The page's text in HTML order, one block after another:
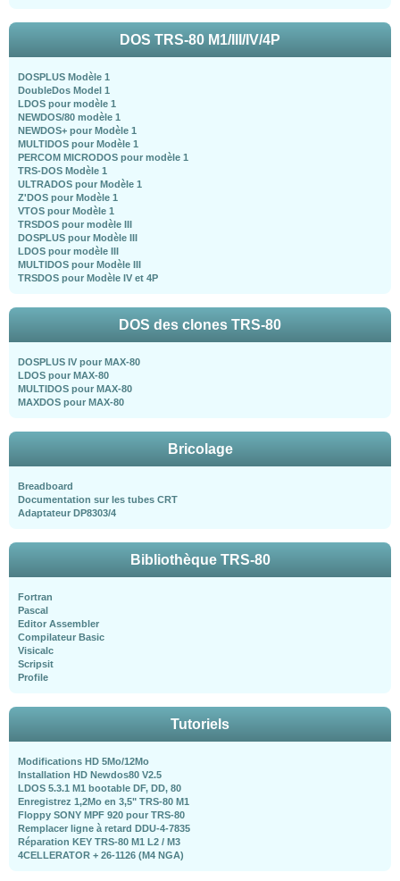
DOS TRS-80 M1/III/IV/4P
DOSPLUS Modèle 1
DoubleDos Model 1
LDOS pour modèle 1
NEWDOS/80 modèle 1
NEWDOS+ pour Modèle 1
MULTIDOS pour Modèle 1
PERCOM MICRODOS pour modèle 1
TRS-DOS Modèle 1
ULTRADOS pour Modèle 1
Z'DOS pour Modèle 1
VTOS pour Modèle 1
TRSDOS pour modèle III
DOSPLUS pour Modèle III
LDOS pour modèle III
MULTIDOS pour Modèle III
TRSDOS pour Modèle IV et 4P
DOS des clones TRS-80
DOSPLUS IV pour MAX-80
LDOS pour MAX-80
MULTIDOS pour MAX-80
MAXDOS pour MAX-80
Bricolage
Breadboard
Documentation sur les tubes CRT
Adaptateur DP8303/4
Bibliothèque TRS-80
Fortran
Pascal
Editor Assembler
Compilateur Basic
Visicalc
Scripsit
Profile
Tutoriels
Modifications HD 5Mo/12Mo
Installation HD Newdos80 V2.5
LDOS 5.3.1 M1 bootable DF, DD, 80
Enregistrez 1,2Mo en 3,5" TRS-80 M1
Floppy SONY MPF 920 pour TRS-80
Remplacer ligne à retard DDU-4-7835
Réparation KEY TRS-80 M1 L2 / M3
4CELLERATOR + 26-1126 (M4 NGA)